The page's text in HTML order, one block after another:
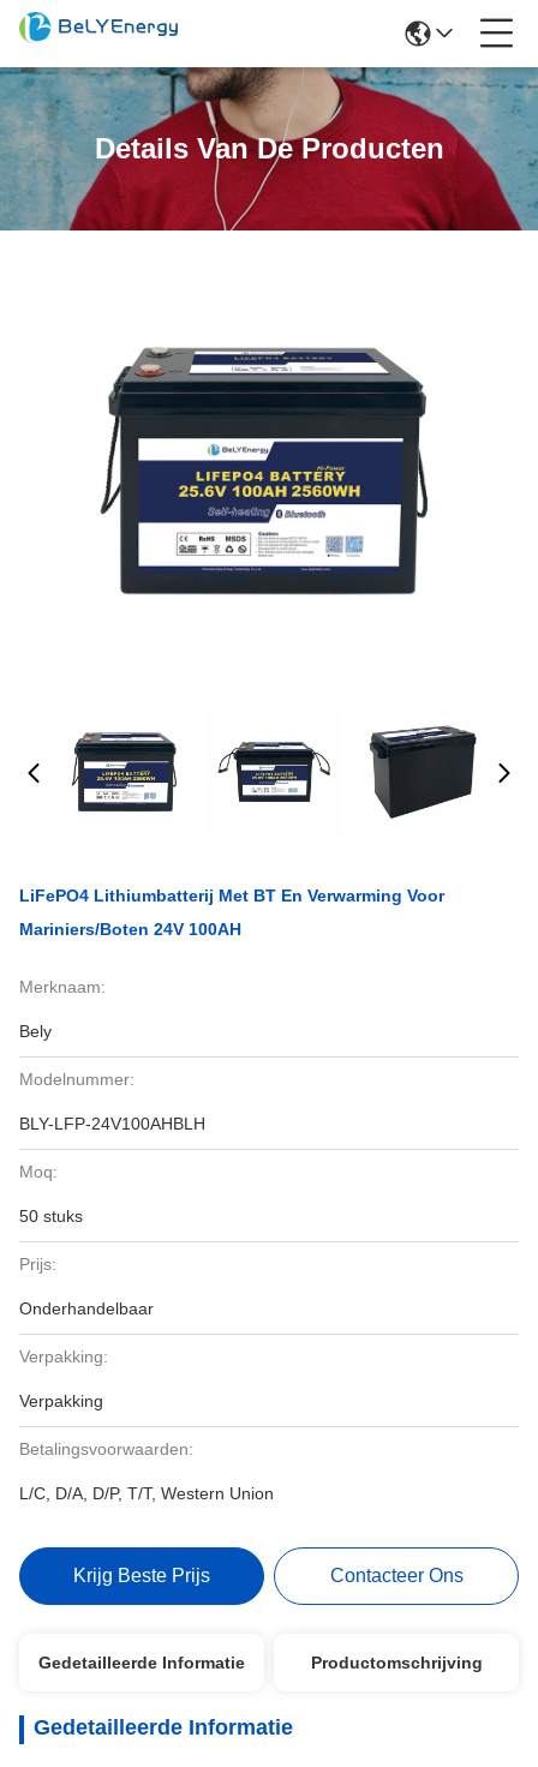
Details Van De Producten
LiFePO4 Lithiumbatterij Met BT En Verwarming Voor
Mariniers/boten 24V 100AH
Merknaam:
Bely
Modelnummer:
BLY-LFP-24V100AHBLH
Moq:
50 stuks
Prijs:
Onderhandelbaar
Verpakking:
Verpakking
Betalingsvoorwaarden:
L/C, D/A, D/P, T/T, Western Union
Krijg Beste Prijs Contacteer Ons
Gedetailleerde Informatie Productomschrijving
Gedetailleerde Informatie